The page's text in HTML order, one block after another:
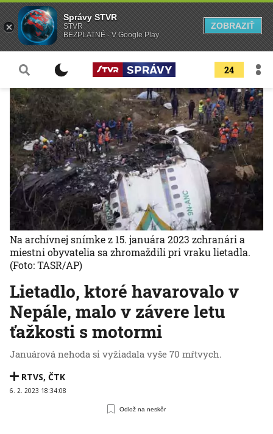
24
Lietadlo, ktoré havarovalo v
Nepále, malo v závere letu
ťažkosti s motormi
Januárová nehoda si vyžiadala vyše 70 mŕtvych.
RTVS, ČTK
6. 2. 2023 18:34:08
Odlož na neskôr
Na archívnej snímke z 15. januára 2023 zchranári a
miestni obyvatelia sa zhromaždili pri vraku lietadla.
(Foto: TASR/AP)
Správy STVR
STVR
BEZPLATNÉ - V Google Play
ZOBRAZIŤ